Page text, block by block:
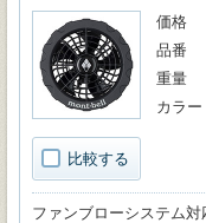
比較する
価格
品番
重量
カラー
ファンブローシステム